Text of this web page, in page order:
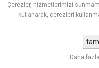
ve yüksek kaliteli
tekniği sayesinde ekstra
Çerezler, hizmetlerimizi
kullanarak, çerezleri
Daha